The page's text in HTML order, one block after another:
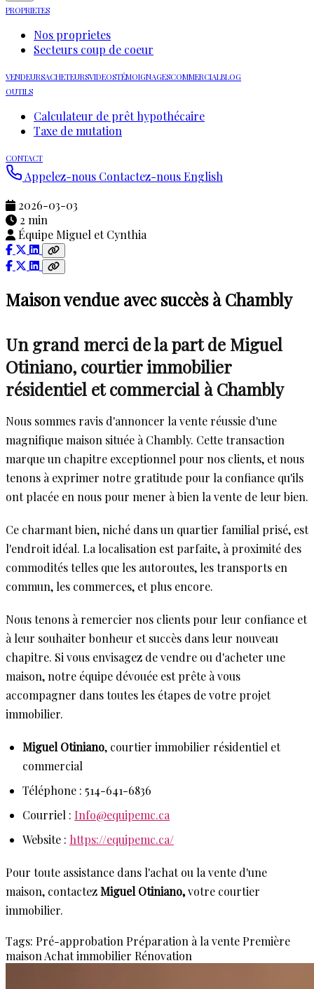
PROPRIETES
Nos proprietes
Secteurs coup de coeur
VENDEURSACHETEURSVIDEOSTÉMOIGNAGESCOMMERCIALBLOG
OUTILS
Calculateur de prêt hypothécaire
Taxe de mutation
CONTACT
Appelez-nous Contactez-nousEnglish
2026-03-03
2 min
Équipe Miguel et Cynthia
Maison vendue avec succès à Chambly
Un grand merci de la part de Miguel
Otiniano, courtier immobilier
résidentiel et commercial à Chambly
Nous sommes ravis d'annoncer la vente réussie d'une
magnifique maison située à Chambly. Cette transaction
marque un chapitre exceptionnel pour nos clients, et nous
tenons à exprimer notre gratitude pour la confiance qu'ils
ont placée en nous pour mener à bien la vente de leur bien.
Ce charmant bien, niché dans un quartier familial prisé, est
l'endroit idéal. La localisation est parfaite, à proximité des
commodités telles que les autoroutes, les transports en
commun, les commerces, et plus encore.
Nous tenons à remercier nos clients pour leur confiance et
à leur souhaiter bonheur et succès dans leur nouveau
chapitre. Si vous envisagez de vendre ou d'acheter une
maison, notre équipe dévouée est prête à vous
accompagner dans toutes les étapes de votre projet
immobilier.
Miguel Otiniano, courtier immobilier résidentiel et
commercial
Téléphone : 514-641-6836
Courriel : Info@equipemc.ca
Website : https://equipemc.ca/
Pour toute assistance dans l'achat ou la vente d'une
maison, contactezMiguel Otiniano,votre courtier
immobilier.
Tags: Pré-approbation Préparation à la vente Première
maison Achat immobilier Rénovation